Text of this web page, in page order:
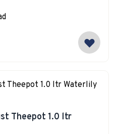
Theepot 1.0 ltr